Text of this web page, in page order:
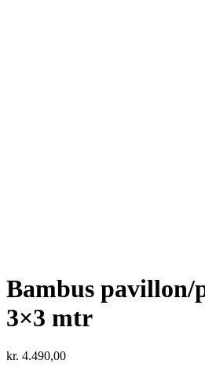
Bambus pavillon/
3×3 mtr
kr. 4.490,00